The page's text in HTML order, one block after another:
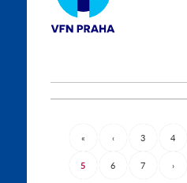
« ‹ 3 4
5 6 7 ›